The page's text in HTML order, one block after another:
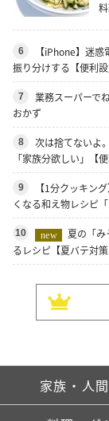
6
【iPhone】迷
振り分けする【便利設
7
業務スーパーで
おかず
8
次は捨てないよ
「家族分欲しい」【
9
【1分クッキン
くなる和え物レシピ
10 new
夏の「み
るレシピ【夏バテ対策
家族・人